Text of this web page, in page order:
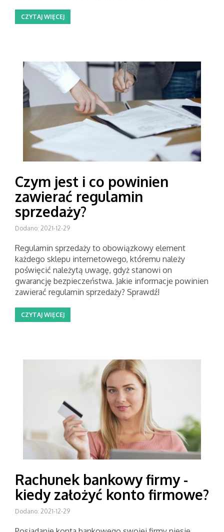
CZYTAJ WIĘCEJ
Czym jest i co powinien
zawierać regulamin
sprzedaży?
Dodano: 2021-12-29
Regulamin sprzedaży to obowiązkowy element
każdego sklepu internetowego, któremu należy
poświęcić należytą uwagę, gdyż stanowi on
gwarancję bezpieczeństwa. Jakie informacje powinien
zawierać regulamin sprzedaży? Sprawdź!
CZYTAJ WIĘCEJ
Rachunek bankowy firmy -
kiedy założyć konto firmowe?
Dodano: 2021-12-29